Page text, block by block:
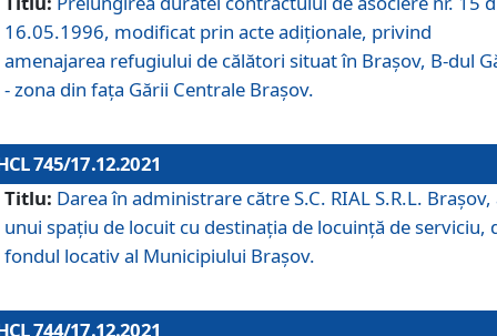
16.05.1996, modificat prin acte adiționale, privind
amenajarea refugiului de călători situat în Brașov, B-dul
- zona din faţa Gării Centrale Brașov.
745/17.12.2021
Titlu: Darea în administrare către S.C. RIAL S.R.L. Brașov,
unui spațiu de locuit cu destinația de locuință de serviciu,
fondul locativ al Municipiului Brașov.
744/17.12.2021